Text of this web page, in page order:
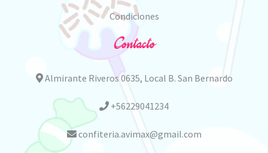
Condiciones
Contacto
Almirante Riveros 0635, Local B. San Bernardo
+56229041234
confiteria.avimax@gmail.com